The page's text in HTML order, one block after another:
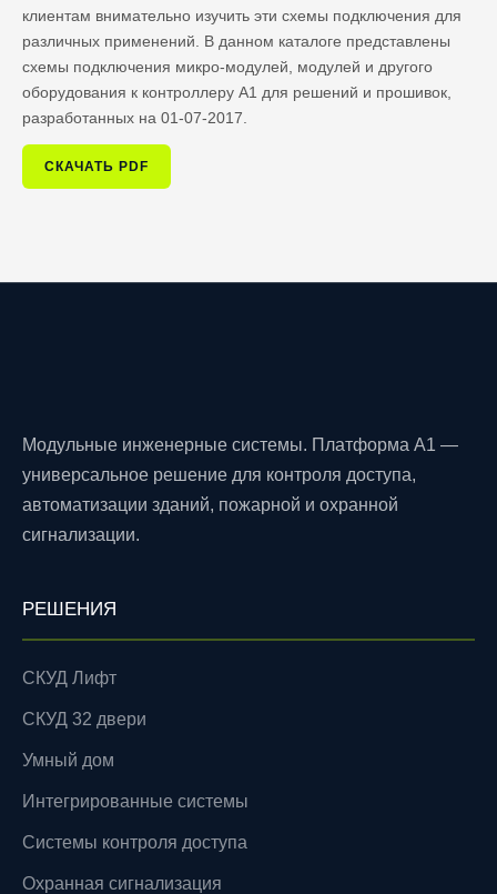
клиентам внимательно изучить эти схемы подключения для
различных применений. В данном каталоге представлены
схемы подключения микро-модулей, модулей и другого
оборудования к контроллеру A1 для решений и прошивок,
разработанных на 01-07-2017.
СКАЧАТЬ PDF
Модульные инженерные системы. Платформа A1 —
универсальное решение для контроля доступа,
автоматизации зданий, пожарной и охранной
сигнализации.
РЕШЕНИЯ
СКУД Лифт
СКУД 32 двери
Умный дом
Интегрированные системы
Системы контроля доступа
Охранная сигнализация